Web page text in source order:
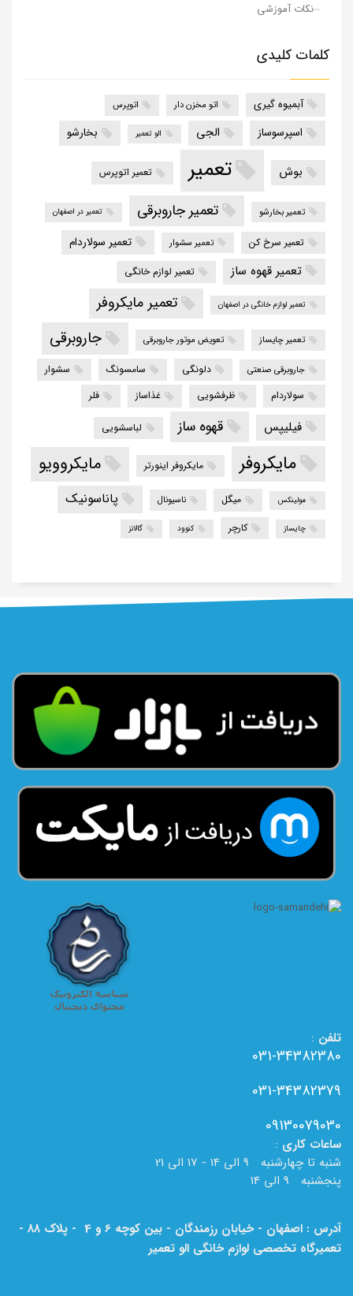
نکات آموزشی
کلمات کلیدی
آبمیوه گیری اتو مخزن دار اتوپرس
اسپرسوساز الجی الو تعمیر بخارشو
بوش تعمیر تعمیر اتوپرس
تعمیر بخارشو تعمیر جاروبرقی تعمیر در اصفهان
تعمیر سرخ کن تعمیر سشوار تعمیر سولاردام
تعمیر قهوه ساز تعمیر لوازم خانگی
تعمیر لوازم خانگی در اصفهان تعمیر مایکروفر
تعمیر چایساز تعویض موتور جاروبرقی جاروبرقی
جاروبرقی صنعتی دلونگی سامسونگ
سشوار
سولاردام
ظرفشویی غذاساز فلر
فیلیپس قهوه ساز لباسشویی
مایکروفر مایکروفر اینورتر مایکروویو
مولینکس میگل ناسیونال پاناسونیک
چایساز کارچر کنوود گالانز
تلفن :
031-34382380
031-34382379
09130079030
ساعات کاری :
شنبه تا چهارشنبه 9 الی 14 - 17 الی 21
پنجشنبه 9 الی 14
آدرس : اصفهان - خیابان رزمندگان - بین کوچه 6 و 4 - پلاک 88 -
تعمیرگاه تخصصی لوازم خانگی الو تعمیر